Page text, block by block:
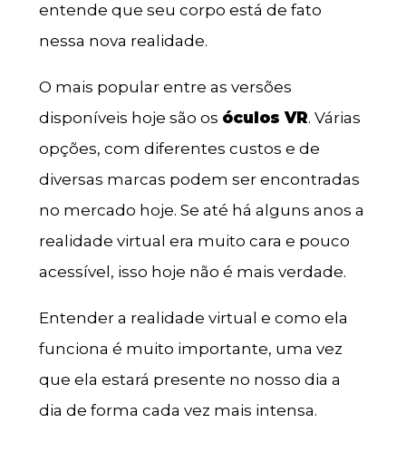
entende que seu corpo está de fato
nessa nova realidade.
O mais popular entre as versões
disponíveis hoje são os óculos VR. Várias
opções, com diferentes custos e de
diversas marcas podem ser encontradas
no mercado hoje. Se até há alguns anos a
realidade virtual era muito cara e pouco
acessível, isso hoje não é mais verdade.
Entender a realidade virtual e como ela
funciona é muito importante, uma vez
que ela estará presente no nosso dia a
dia de forma cada vez mais intensa.